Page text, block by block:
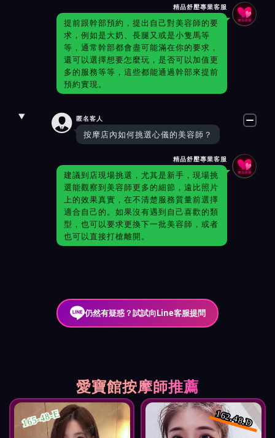
精品舒壓專業客服
提前跟幹部預約，提出自己對美容師的要
求，例如是大奶、長腿又或是小隻馬等
等，通常幹部都會盡可能滿在你的要求，
還可以選擇想要怎麼玩，是否可以加值更
多的服務等等，這些都能通過幹部來提前
預約實現。
 匿名客人
按摩店內如何挑選心儀的美容師？
精品舒壓專業客服
建議到店現場挑選，尤其是新手，現場挑
選能觀察到美容師更多的細節，遠比照片
上的效果真實，在不清楚服務質量前選擇
適合自己的。如果沒有遇到自己喜歡的類
型，也可以要求更換下一批美容師，或者
也可以直接打槍離開。
仍然有疑惑？試試向Line客服提問
愛寶館按摩師推薦
165-48-E 162.48.D